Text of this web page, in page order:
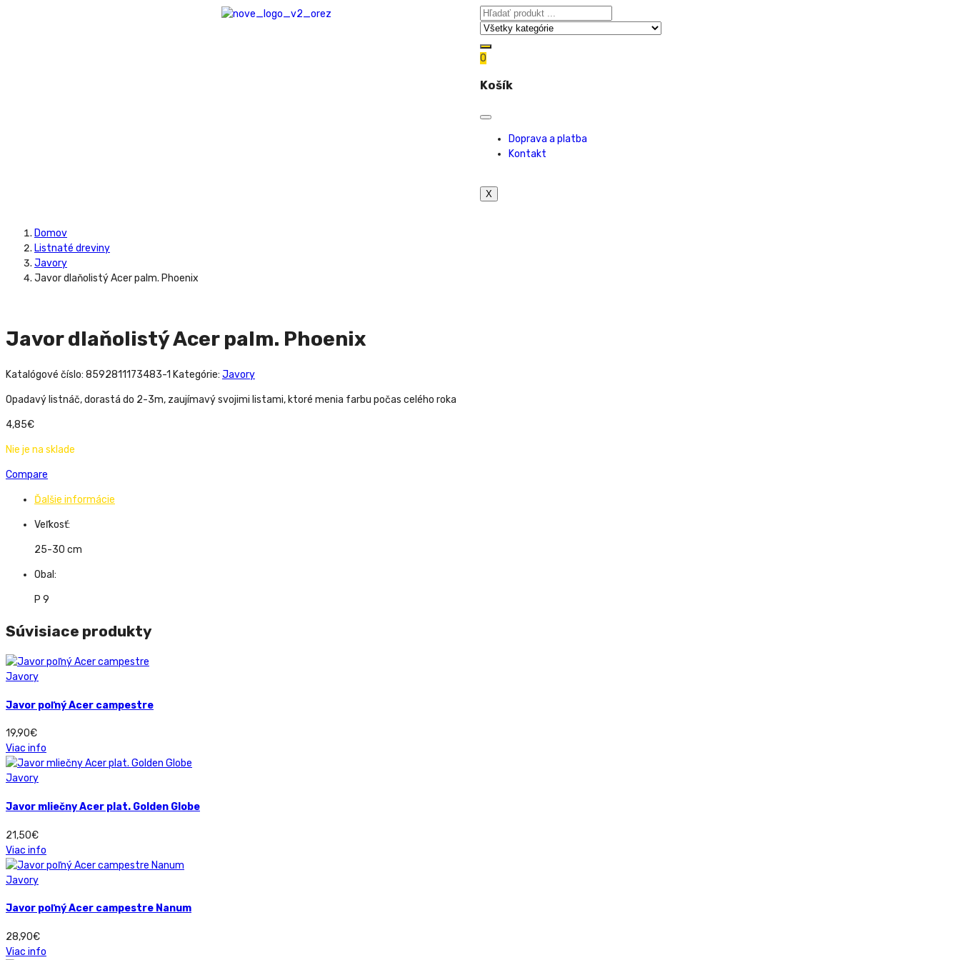
0
Košík
Doprava a platba
Kontakt
X
Domov
Listnaté dreviny
Javory
Javor dlaňolistý Acer palm. Phoenix
Javor dlaňolistý Acer palm. Phoenix
Katalógové číslo: 8592811173483-1 Kategórie: Javory
Opadavý listnáč, dorastá do 2-3m, zaujímavý svojimi listami, ktoré menia farbu počas celého roka
4,85€
Nie je na sklade
Compare
Ďalšie informácie
Veľkosť:
25-30 cm
Obal:
P 9
Súvisiace produkty
Javory
Javor poľný Acer campestre
19,90€
Viac info
Javory
Javor mliečny Acer plat. Golden Globe
21,50€
Viac info
Javory
Javor poľný Acer campestre Nanum
28,90€
Viac info